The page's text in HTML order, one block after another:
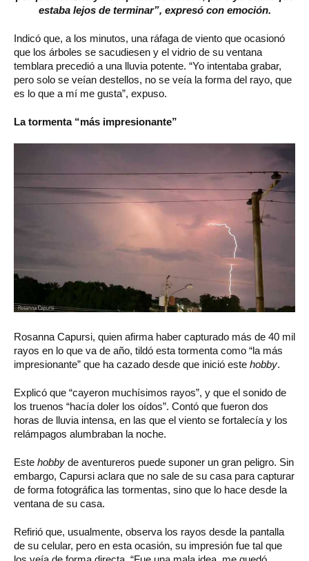
estaba lejos de terminar”, expresó con emoción.
Indicó que, a los minutos, una ráfaga de viento que ocasionó
que los árboles se sacudiesen y el vidrio de su ventana
temblara precedió a una lluvia potente. “Yo intentaba grabar,
pero solo se veían destellos, no se veía la forma del rayo, que
es lo que a mí me gusta”, expuso.
La tormenta “más impresionante”
Rosanna Capursi, quien afirma haber capturado más de 40 mil
rayos en lo que va de año, tildó esta tormenta como “la más
impresionante” que ha cazado desde que inició este hobby.
Explicó que “cayeron muchísimos rayos”, y que el sonido de
los truenos “hacía doler los oídos”. Contó que fueron dos
horas de lluvia intensa, en las que el viento se fortalecía y los
relámpagos alumbraban la noche.
Este hobby de aventureros puede suponer un gran peligro. Sin
embargo, Capursi aclara que no sale de su casa para capturar
de forma fotográfica las tormentas, sino que lo hace desde la
ventana de su casa.
Refirió que, usualmente, observa los rayos desde la pantalla
de su celular, pero en esta ocasión, su impresión fue tal que